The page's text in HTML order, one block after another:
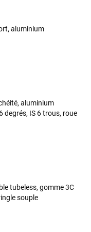
aluminium
aluminium
degrés, IS 6 trous, roue
tubeless, gomme 3C
souple
était très bien
SAV dans les
bien suivis, l'équipe